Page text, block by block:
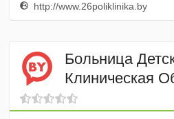
http://www.26poliklinika.by
Больница
Клиническая
УЗ